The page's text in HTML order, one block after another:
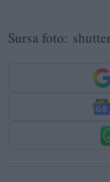
Sursa foto: